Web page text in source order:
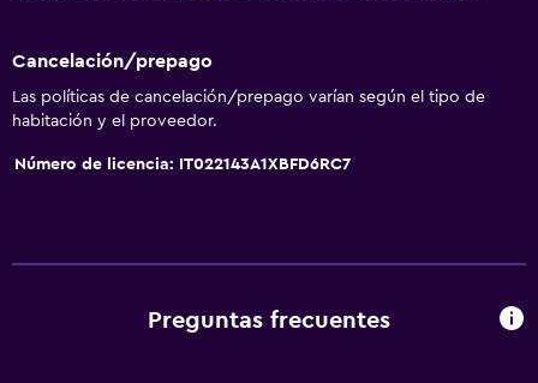
Cancelación/prepago
Las políticas de cancelación/prepago varían según el tipo de
habitación y el proveedor.
Número de licencia: IT022143A1XBFD6RC7
Preguntas frecuentes